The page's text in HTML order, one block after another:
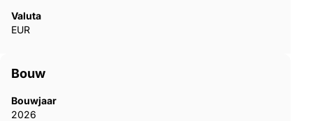
Valuta
EUR
Bouw
Bouwjaar
2026